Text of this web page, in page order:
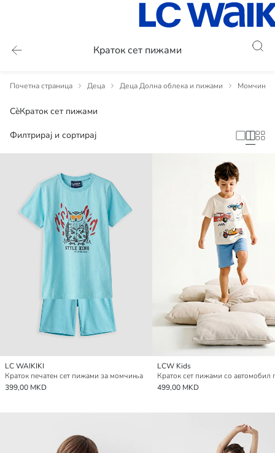
Краток сет пижами
Почетна страница Деца Деца Долна облека и пижами Момчиња
СèКраток сет пижами
Филтрирај и сортирај
LC WAIKIKI
Краток печатен сет пижами за момчиња
399,00 MKD
LCW Kids
499,00 MKD